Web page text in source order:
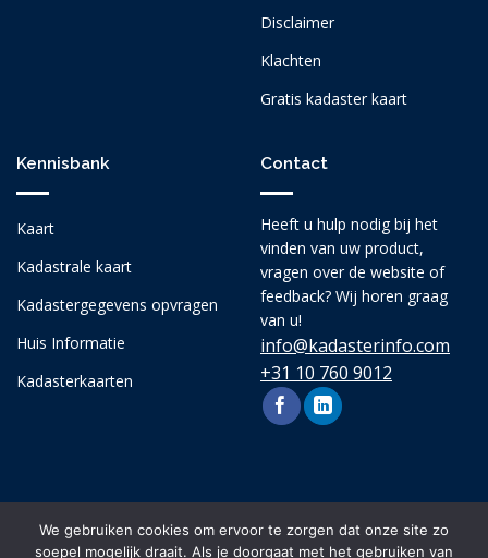
Disclaimer
Klachten
Gratis kadaster kaart
Kennisbank
Kaart
Kadastrale kaart
Kadastergegevens opvragen
Huis Informatie
Kadasterkaarten
Contact
Heeft u hulp nodig bij het
vinden van uw product,
vragen over de website of
feedback? Wij horen graag
van u!
info@kadasterinfo.com
+31 10 760 9012
We gebruiken cookies om ervoor te zorgen dat onze site zo
soepel mogelijk draait. Als je doorgaat met het gebruiken van